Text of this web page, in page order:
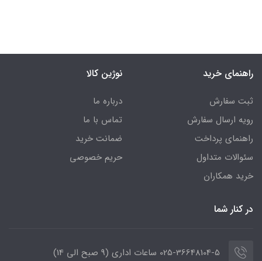
راهنمای خرید
ثبت سفارش
رویه ارسال سفارش
راهنمای پرداخت
سئوالات متداول
خرید همکاران
نوژین کالا
درباره ما
تماس با ما
ضمانت خرید
حریم خصوصی
در کنار شما
025-36648104-5 ساعات اداری (9 صبح الی 14)